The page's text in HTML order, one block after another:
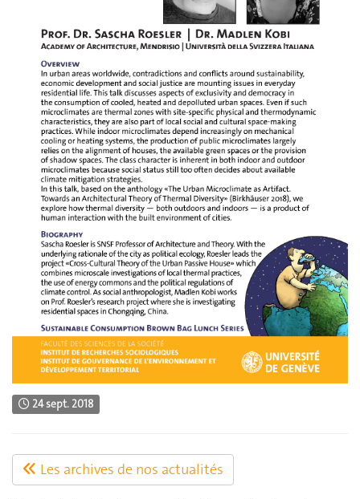
24 sept. 2018
Les archives de nos actualités